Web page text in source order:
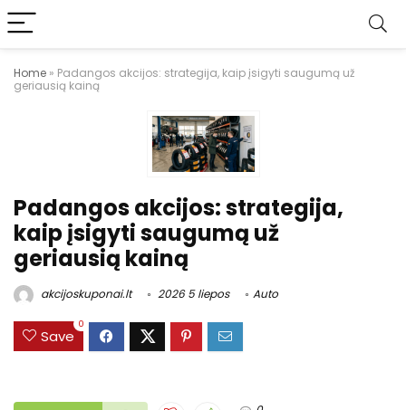
Home » Padangos akcijos: strategija, kaip įsigyti saugumą už
geriausią kainą
Padangos akcijos: strategija,
kaip įsigyti saugumą už
geriausią kainą
akcijoskuponai.lt 2026 5 liepos Auto
Save
0